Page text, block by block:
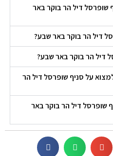
שופרסל דיל הר בוקר באר
דיל הר בוקר באר שבע?
דיל הר בוקר באר שבע?
על סניף שופרסל דיל הר
שופרסל דיל הר בוקר באר